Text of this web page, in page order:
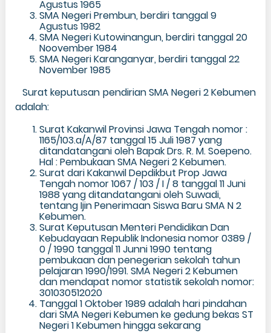
Agustus 1965
SMA Negeri Prembun, berdiri tanggal 9
Agustus 1982
SMA Negeri Kutowinangun, berdiri tanggal 20
Noovember 1984
SMA Negeri Karanganyar, berdiri tanggal 22
November 1985
Surat keputusan pendirian SMA Negeri 2 Kebumen
adalah:
Surat Kakanwil Provinsi Jawa Tengah nomor :
1165/103.a/A/87 tanggal 15 Juli 1987 yang
ditandatangani oleh Bapak Drs. R. M. Soepeno.
Hal : Pembukaan SMA Negeri 2 Kebumen.
Surat dari Kakanwil Depdikbut Prop Jawa
Tengah nomor 1067 / 103 / I / 8 tanggal 11 Juni
1988 yang ditandatangani oleh Suwadi,
tentang Ijin Penerimaan Siswa Baru SMA N 2
Kebumen.
Surat Keputusan Menteri Pendidikan Dan
Kebudayaan Republik Indonesia nomor 0389 /
0 / 1990 tanggal 11 Junni 1990 tentang
pembukaan dan penegerian sekolah tahun
pelajaran 1990/1991. SMA Negeri 2 Kebumen
dan mendapat nomor statistik sekolah nomor:
301030512020
Tanggal 1 Oktober 1989 adalah hari pindahan
dari SMA Negeri Kebumen ke gedung bekas ST
Negeri 1 Kebumen hingga sekarang